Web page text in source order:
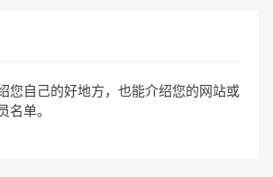
您自己的好地方，也能介绍您的网站或
单。